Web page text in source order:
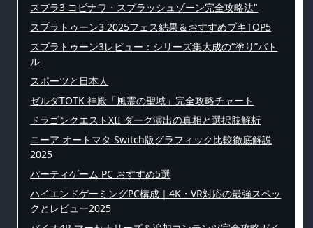
スプラ3 ヨビナワ・スプラッシュゾーン完全攻略法"
スプラトゥーン3 2025フェス結果＆おすすめブキTOP5
スプラトゥーン3レビュー：シリーズ集大成の“塗り”バト
ル
スポーツと日本人
ゼルダTOTK 神殿「風霊の聖域」完全攻略チャート
ドラゴンクエストXII ダーク演出の真相と選択肢解析
ニーア オートマタ Switch版グラフィック比較徹底解説
2025
パーティゲーム PC おすすめ5選
ハイエンドゲーミングPC構成｜4K・VR対応の最強スペッ
クとレビュー2025